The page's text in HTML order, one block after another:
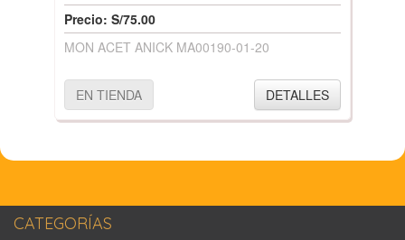
Precio: S/75.00
MON ACET ANICK MA00190-01-20
EN TIENDA DETALLES
CATEGORÍAS